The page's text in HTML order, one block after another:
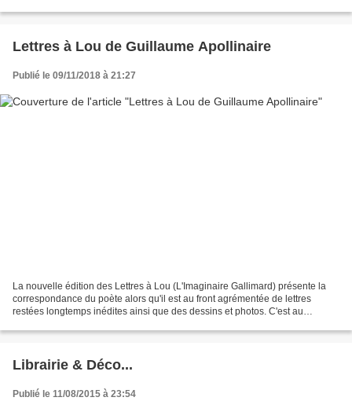
Lettres à Lou de Guillaume Apollinaire
Publié le 09/11/2018 à 21:27
La nouvelle édition des Lettres à Lou (L'Imaginaire Gallimard) présente la
correspondance du poète alors qu'il est au front agrémentée de lettres
restées longtemps inédites ainsi que des dessins et photos. C'est au
Librairie & Déco...
Publié le 11/08/2015 à 23:54